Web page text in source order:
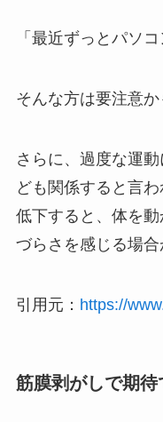
「最近ずっとパソ
そんな方は要注意か
さらに、過度な運
ども関係すると言
低下すると、体を
づらさを感じる場合
引用元： https://
筋膜剥がしで期待